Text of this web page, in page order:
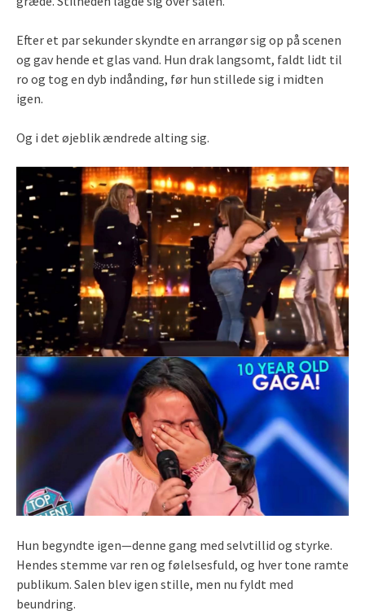
Efter et par sekunder skyndte en arrangør sig op på scenen
og gav hende et glas vand. Hun drak langsomt, faldt lidt til
ro og tog en dyb indånding, før hun stillede sig i midten
igen.
Og i det øjeblik ændrede alting sig.
Hun begyndte igen—denne gang med selvtillid og styrke.
Hendes stemme var ren og følelsesfuld, og hver tone ramte
publikum. Salen blev igen stille, men nu fyldt med
beundring.